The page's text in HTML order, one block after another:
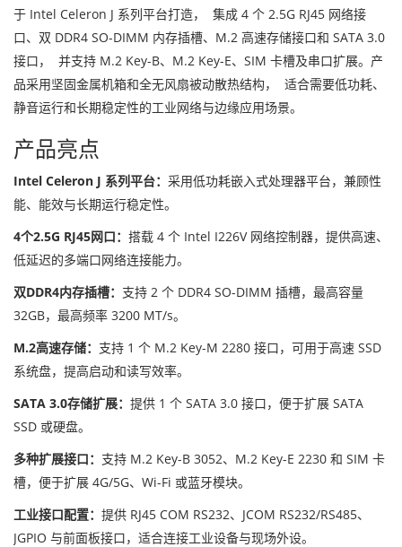
于 Intel Celeron J 系列平台打造， 集成 4 个 2.5G RJ45 网络接
口、双 DDR4 SO-DIMM 内存插槽、M.2 高速存储接口和 SATA 3.0
接口， 并支持 M.2 Key-B、M.2 Key-E、SIM 卡槽及串口扩展。产
品采用坚固金属机箱和全无风扇被动散热结构， 适合需要低功耗、
静音运行和长期稳定性的工业网络与边缘应用场景。
产品亮点
Intel Celeron J 系列平台： 采用低功耗嵌入式处理器平台，兼顾性
能、能效与长期运行稳定性。
4个2.5G RJ45网口： 搭载 4 个 Intel I226V 网络控制器，提供高速、
低延迟的多端口网络连接能力。
双DDR4内存插槽： 支持 2 个 DDR4 SO-DIMM 插槽，最高容量
32GB，最高频率 3200 MT/s。
M.2高速存储： 支持 1 个 M.2 Key-M 2280 接口，可用于高速 SSD
系统盘，提高启动和读写效率。
SATA 3.0存储扩展： 提供 1 个 SATA 3.0 接口，便于扩展 SATA
SSD 或硬盘。
多种扩展接口： 支持 M.2 Key-B 3052、M.2 Key-E 2230 和 SIM 卡
槽，便于扩展 4G/5G、Wi-Fi 或蓝牙模块。
工业接口配置： 提供 RJ45 COM RS232、JCOM RS232/RS485、
JGPIO 与前面板接口，适合连接工业设备与现场外设。